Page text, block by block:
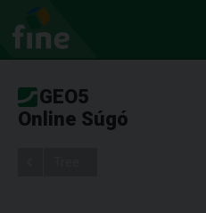
GEO5
Online Súgó